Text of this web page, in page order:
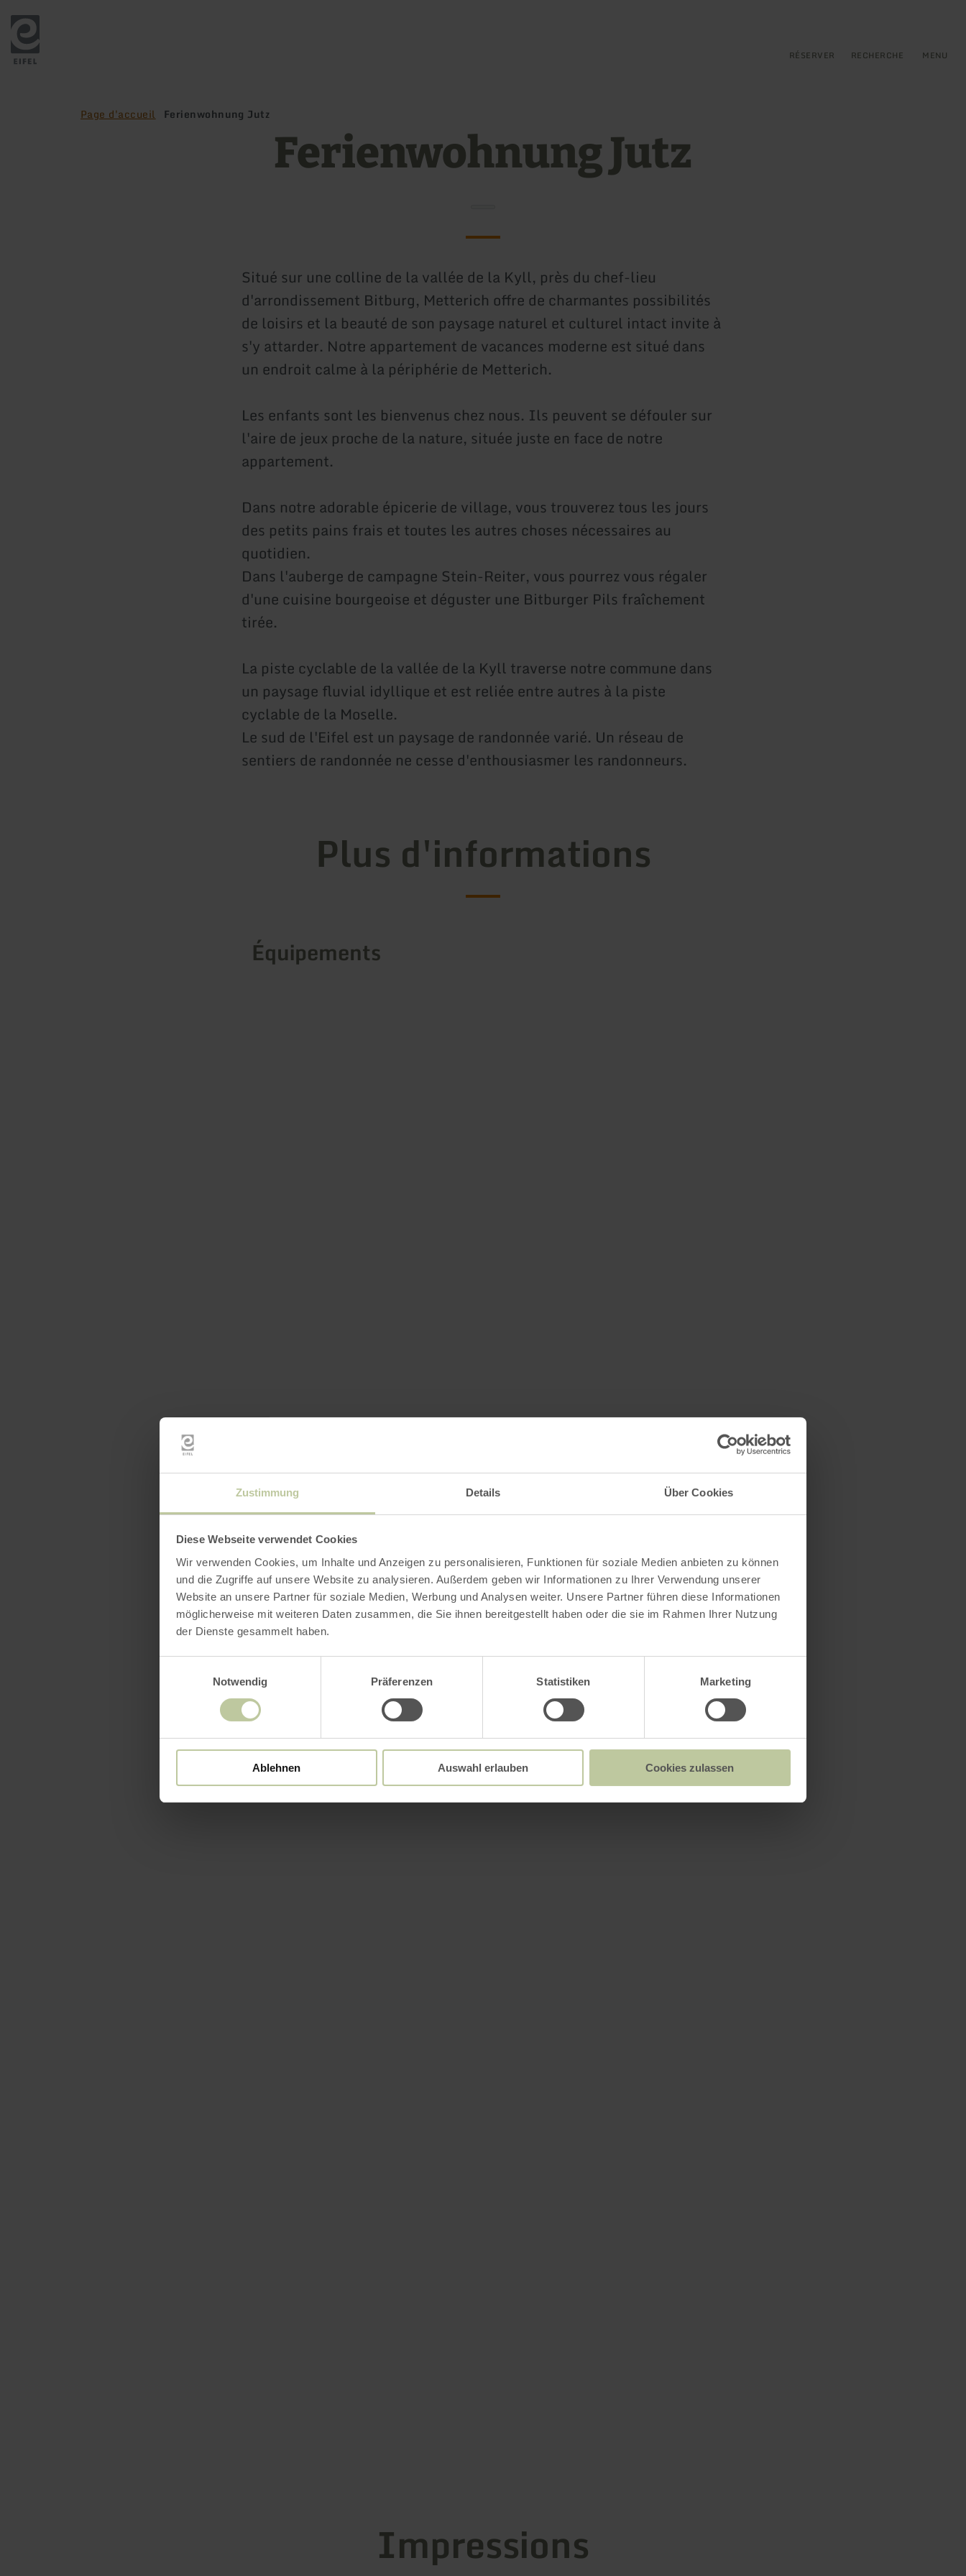
Zustimmung Details Über Cookies
Diese Webseite verwendet Cookies
Wir verwenden Cookies, um Inhalte und Anzeigen zu personalisieren, Funktionen für soziale Medien anbieten zu können
und die Zugriffe auf unsere Website zu analysieren. Außerdem geben wir Informationen zu Ihrer Verwendung unserer
Website an unsere Partner für soziale Medien, Werbung und Analysen weiter. Unsere Partner führen diese Informationen
möglicherweise mit weiteren Daten zusammen, die Sie ihnen bereitgestellt haben oder die sie im Rahmen Ihrer Nutzung
der Dienste gesammelt haben.
Notwendig
Präferenzen Statistiken Marketing
Ablehnen Auswahl erlauben Cookies zulassen
Retour
à
la
page
d'accueil
RÉSERVER RECHERCHE MENU
Page d'accueil Ferienwohnung Jutz
Ferienwohnung Jutz
Situé sur une colline de la vallée de la Kyll, près du chef-lieu
d'arrondissement Bitburg, Metterich offre de charmantes possibilités
de loisirs et la beauté de son paysage naturel et culturel intact invite à
s'y attarder. Notre appartement de vacances moderne est situé dans
un endroit calme à la périphérie de Metterich.
Les enfants sont les bienvenus chez nous. Ils peuvent se défouler sur
l'aire de jeux proche de la nature, située juste en face de notre
appartement.
Dans notre adorable épicerie de village, vous trouverez tous les jours
des petits pains frais et toutes les autres choses nécessaires au
quotidien.
Dans l'auberge de campagne Stein-Reiter, vous pourrez vous régaler
d'une cuisine bourgeoise et déguster une Bitburger Pils fraîchement
tirée.
La piste cyclable de la vallée de la Kyll traverse notre commune dans
un paysage fluvial idyllique et est reliée entre autres à la piste
cyclable de la Moselle.
Le sud de l'Eifel est un paysage de randonnée varié. Un réseau de
sentiers de randonnée ne cesse d'enthousiasmer les randonneurs.
Plus d'informations
Équipements
Impressions